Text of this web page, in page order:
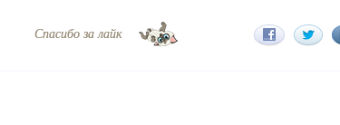
Cпасибо за лайк